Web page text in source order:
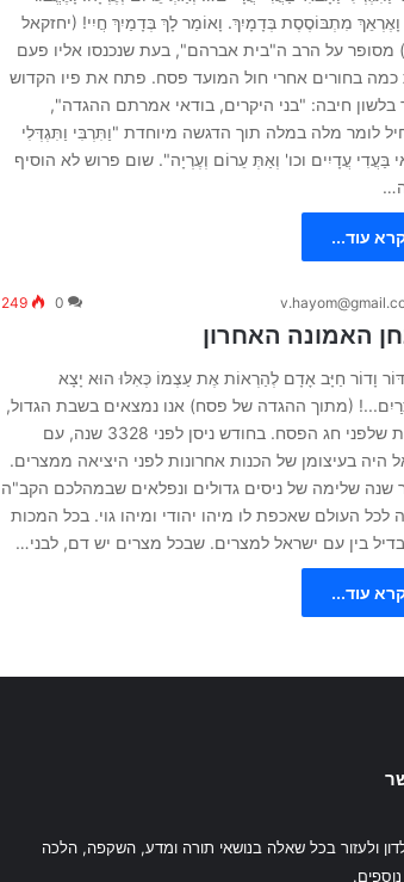
וָאֶרְאֵךְ מִתְבּוֹסֶסֶת בְּדָמָיִךְ. וָאוֹמַר לָךְ בְּדָמַיִךְ חֲיִי! (יחזקאל
מסופר על הרב ה"בית אברהם", בעת שנכנסו אליו פעם
בחורים אחרי חול המועד פסח. פתח את פיו הקדוש
בלשון חיבה: "בני היקרים, בודאי אמרתם ההגדה",
לומר מלה במלה תוך הדגשה מיוחדת "וַתִּרְבִּי וַתִּגְדְּלִי
בַּעֲדִי עֲדָיִים וכו' וְאַתְּ עֵרוֹם וְעֶרְיָה". שום פרוש לא הוסיף
עוד...
0
249
האמונה האחרון
וָדוֹר חַיָּב אָדָם לְהַרְאוֹת אֶת עַצְמוֹ כְּאִלּוּ הוּא יָצָא
(מתוך ההגדה של פסח) אנו נמצאים בשבת הגדול,
השבת שלפני חג הפסח. בחודש ניסן לפני 3328 שנה, עם
היה בעיצומן של הכנות אחרונות לפני היציאה ממצרים.
שנה שלימה של ניסים גדולים ונפלאים שבמהלכם הקב"ה
לכל העולם שאכפת לו מיהו יהודי ומיהו גוי. בכל המכות
בין עם ישראל למצרים. שבכל מצרים יש דם, לבני…
עוד...
ולעזור בכל שאלה בנושאי תורה ומדע, השקפה, הלכה